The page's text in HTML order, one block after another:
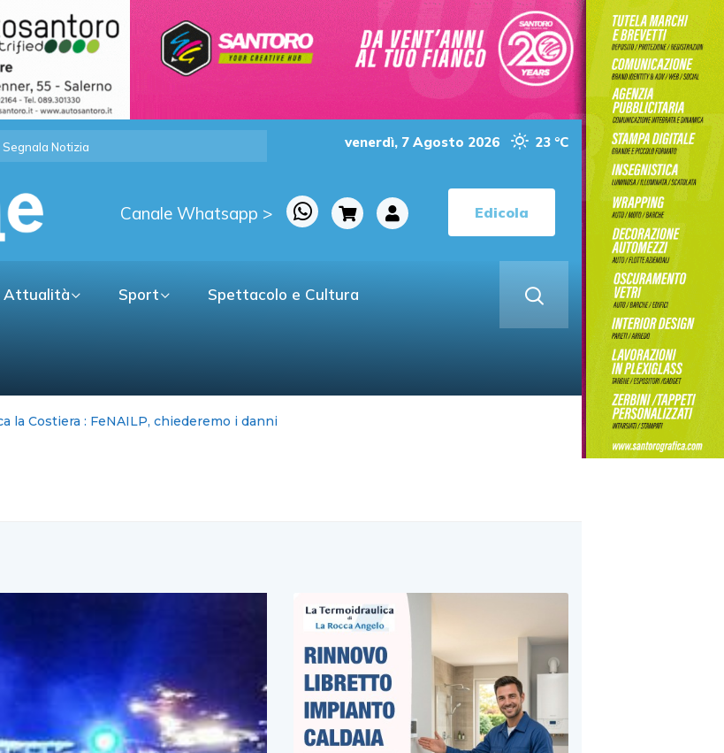
Segnala Notizia venerdì, 7 Agosto 2026 23 °C
Canale Whatsapp > Edicola
Attualità Sport Spettacolo e Cultura
all’impianto per la cremazione degli animali domestici